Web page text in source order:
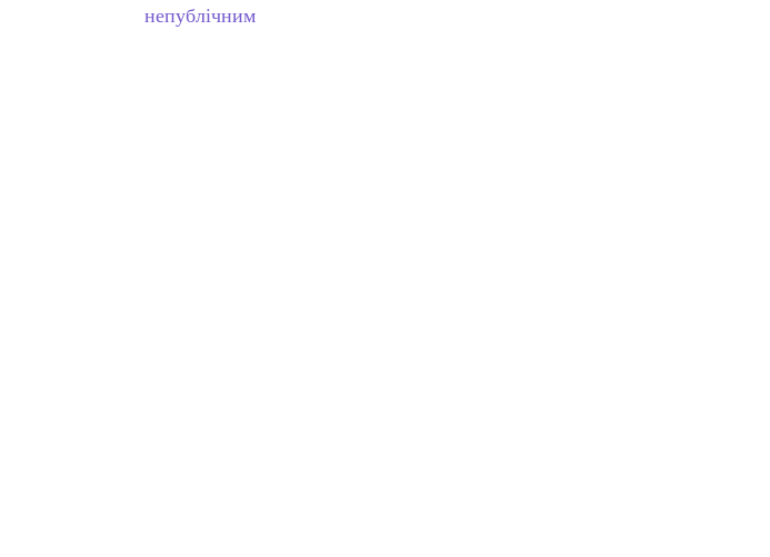
непублічним